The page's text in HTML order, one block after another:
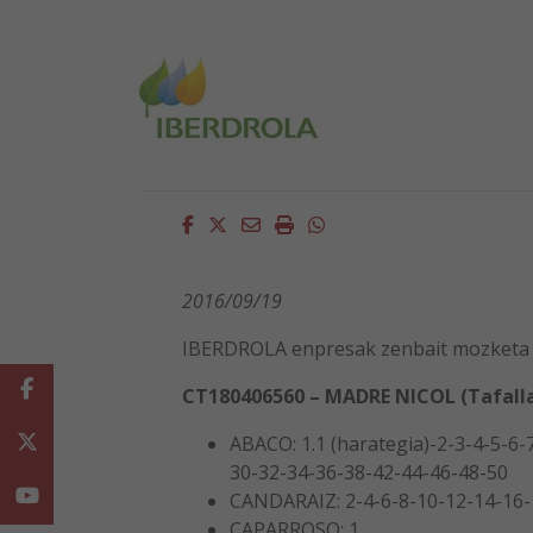
Facebook
Twitter
EmailImprimirWhatsapp
2016/09/19
IBERDROLA enpresak zenbait
CT180406560 – MADRE NICOL
ABACO: 1.1 (harategia)-2-3-4-5-
30-32-34-36-38-42-44-46-48-50
CANDARAIZ: 2-4-6-8-10-12-14-
Facebook
Youtube